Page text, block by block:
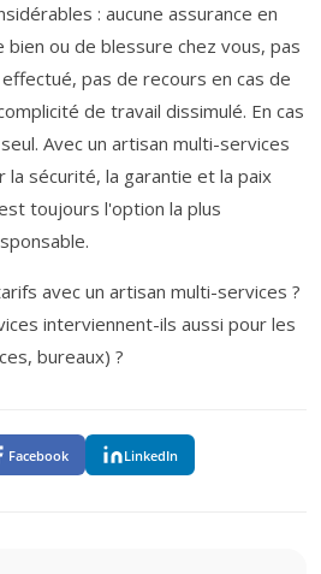
: aucune assurance en
ou de blessure chez vous, pas
pas de recours en cas de
de travail dissimulé. En cas
Avec un artisan multi-services
la sécurité, la garantie et la paix
toujours l'option la plus
avec un artisan multi-services ?
interviennent-ils aussi pour les
bureaux) ?
Facebook LinkedIn